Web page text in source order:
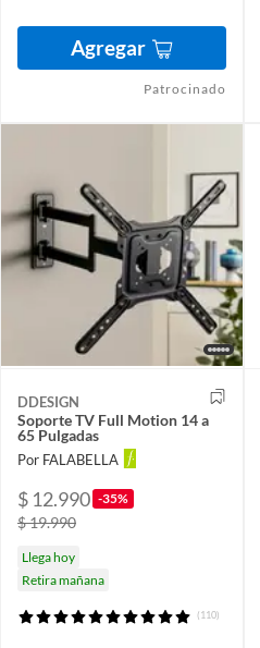
Agregar
Patrocinado
DDESIGN
Soporte TV Full Motion 14 a
65 Pulgadas
Por FALABELLA
$ 12.990 -35%
$ 19.990
Llega hoy
Retira mañana
(110)